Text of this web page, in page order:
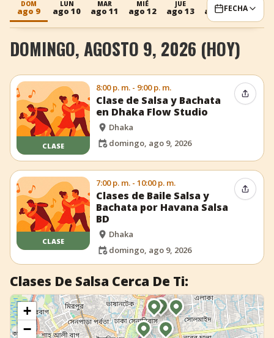
+ Añadir evento
DOM
ago 9
LUN
ago 10
MAR
ago 11
MIÉ
ago 12
JUE
ago 13
VIE
ago 14 ago 15
FECHA
DOMINGO, AGOSTO 9, 2026 (HOY)
CLASE
8:00 p. m. - 9:00 p. m.
Clase de Salsa y Bachata
en Dhaka Flow Studio
Dhaka
domingo, ago 9, 2026
CLASE
7:00 p. m. - 10:00 p. m.
Clases de Baile Salsa y
Bachata por Havana Salsa
BD
Dhaka
domingo, ago 9, 2026
Clases De Salsa Cerca De Ti:
+
−